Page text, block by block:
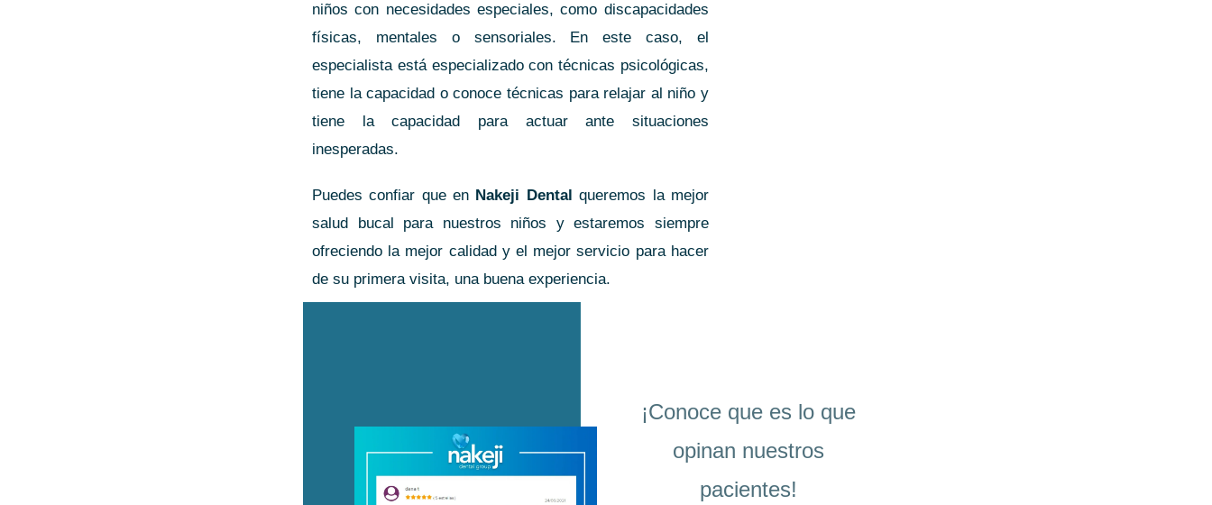
niños con necesidades especiales, como discapacidades
físicas, mentales o sensoriales. En este caso, el
especialista está especializado con técnicas psicológicas,
tiene la capacidad o conoce técnicas para relajar al niño y
tiene la capacidad para actuar ante situaciones
inesperadas.
Puedes confiar que en Nakeji Dental queremos la mejor
salud bucal para nuestros niños y estaremos siempre
ofreciendo la mejor calidad y el mejor servicio para hacer
de su primera visita, una buena experiencia.
¡Conoce que es lo que
opinan nuestros
pacientes!